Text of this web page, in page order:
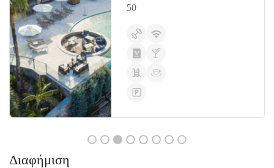
50
Διαφήμιση